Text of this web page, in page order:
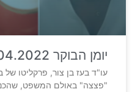
יומן הבוקר 29.04.2022
עו"ד בעז בן צור, פרקליטו של
"פצצה" באולם המשפט,